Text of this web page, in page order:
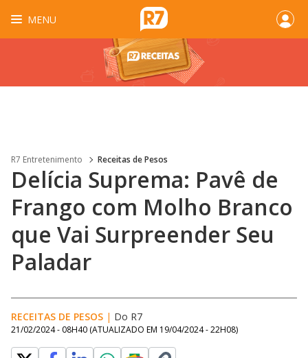
MENU
R7 Entretenimento Receitas de Pesos
Delícia Suprema: Pavê de
Frango com Molho Branco
que Vai Surpreender Seu
Paladar
RECEITAS DE PESOS | Do R7
21/02/2024 - 08H40 (ATUALIZADO EM 19/04/2024 - 22H08)